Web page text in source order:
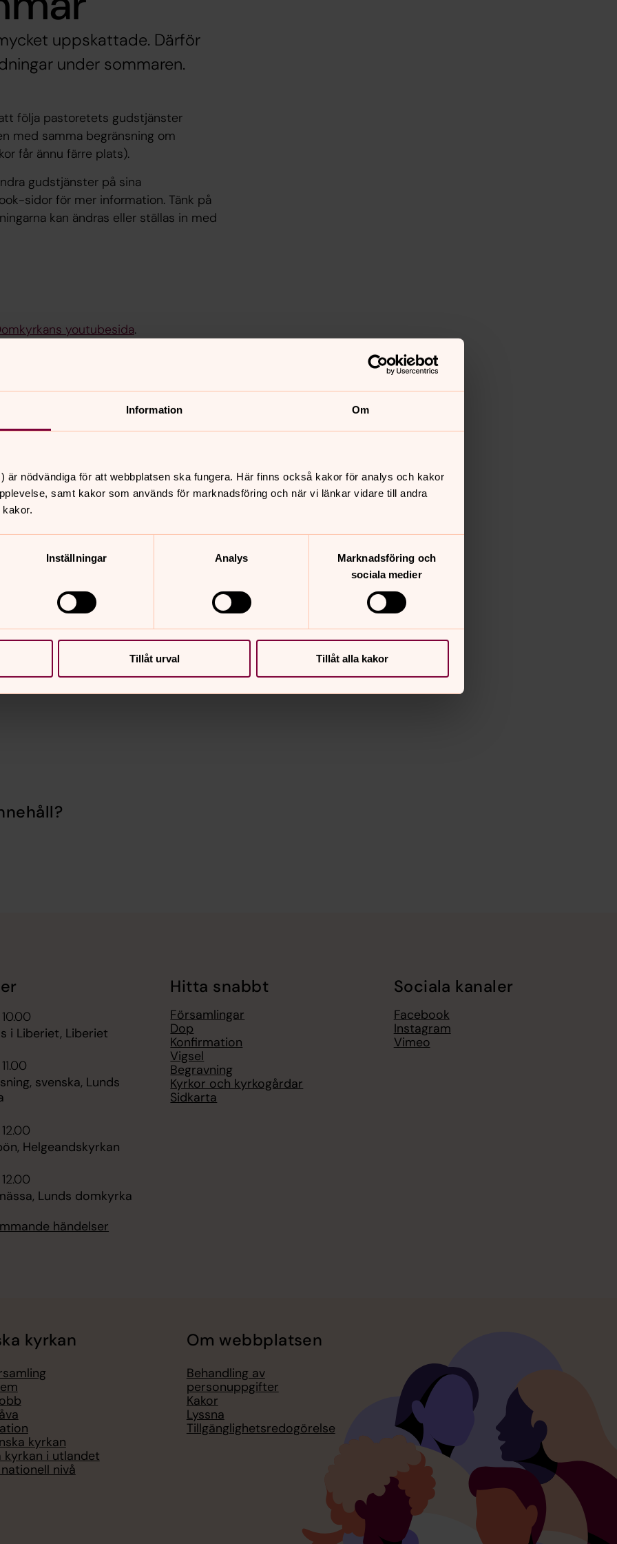
Information Om
är nödvändiga för att webbplatsen ska fungera. Här finns också kakor för analys och kakor
samt kakor som används för marknadsföring och när vi länkar vidare till andra
Inställningar Analys
Marknadsföring och
sociala medier
Tillåt urval Tillåt alla kakor
uppskattade. Därför
under sommaren.
följa pastoretets gudstjänster
med samma begränsning om
får ännu färre plats).
gudstjänster på sina
sidor för mer information. Tänk på
kan ändras eller ställas in med
youtubesida.
trädgård
Stångby.
var planerad att äga rum på
i Stångby (Vallkärravägen
i Liberiet, Liberiet
svenska, Lunds
Helgeandskyrkan
Lunds domkyrka
händelser
Hitta snabbt
Församlingar
Dop
Konfirmation
Vigsel
Begravning
Kyrkor och kyrkogårdar
Sidkarta
Sociala kanaler
Facebook
Instagram
Vimeo
kyrkan
kyrkan
kyrkan i utlandet
nivå
Om webbplatsen
Behandling av
personuppgifter
Kakor
Lyssna
Tillgänglighetsredogörelse